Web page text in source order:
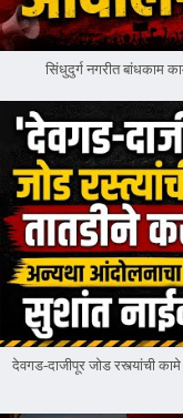
सिंधुदुर्ग नगरीत बांधकाम
देवगड-दाजीपूर जोड रस्त्यांची